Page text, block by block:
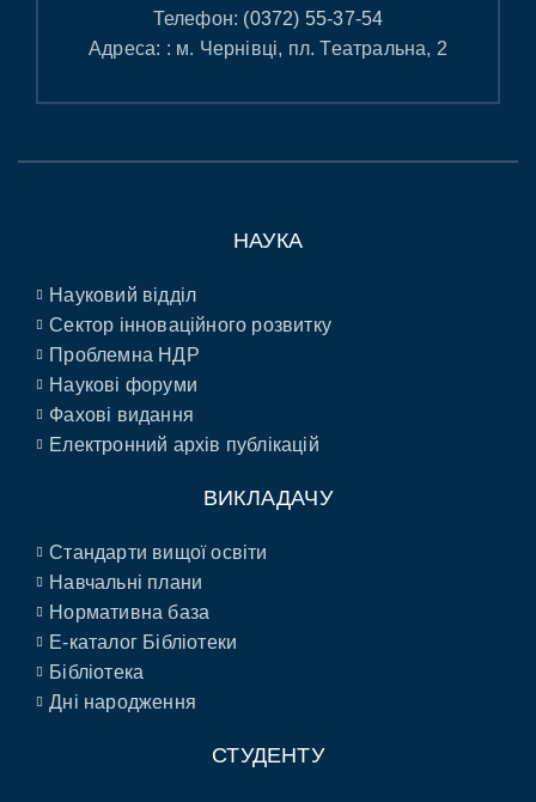
Телефон: (0372) 55-37-54
Адреса: : м. Чернівці, пл. Театральна, 2
НАУКА
Науковий відділ
Сектор інноваційного розвитку
Проблемна НДР
Наукові форуми
Фахові видання
Електронний архів публікацій
ВИКЛАДАЧУ
Стандарти вищої освіти
Навчальні плани
Нормативна база
E-каталог Бібліотеки
Бібліотека
Дні народження
СТУДЕНТУ